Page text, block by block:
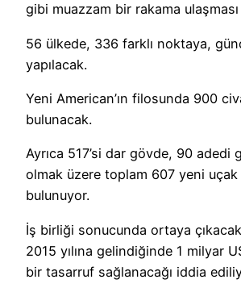
gibi muazzam bir rakama
56 ülkede, 336 farklı noktaya,
yapılacak.
Yeni American’ın filosunda 900
bulunacak.
Ayrıca 517’si dar gövde, 90 adedi
olmak üzere toplam 607 yeni
bulunuyor.
İş birliği sonucunda ortaya
2015 yılına gelindiğinde 1 milyar
bir tasarruf sağlanacağı iddia